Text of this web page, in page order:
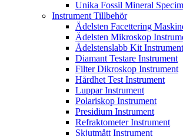
Unika Fossil Mineral
Instrument Tillbehör
Ädelsten Facettering
Ädelsten Mikroskop
Ådelstenslabb Kit Instrument
Diamant Testare Instrument
Filter Dikroskop Instrument
Hårdhet Test Instrument
Luppar Instrument
Polariskop Instrument
Presidium Instrument
Refraktometer Instrument
Skjutmått Instrument